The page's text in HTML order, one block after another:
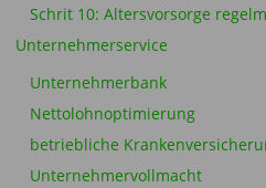
Schrit 10: Altersvorsorge
Unternehmerservice
Unternehmerbank
Nettolohnoptimierung
betriebliche
Unternehmervollmacht